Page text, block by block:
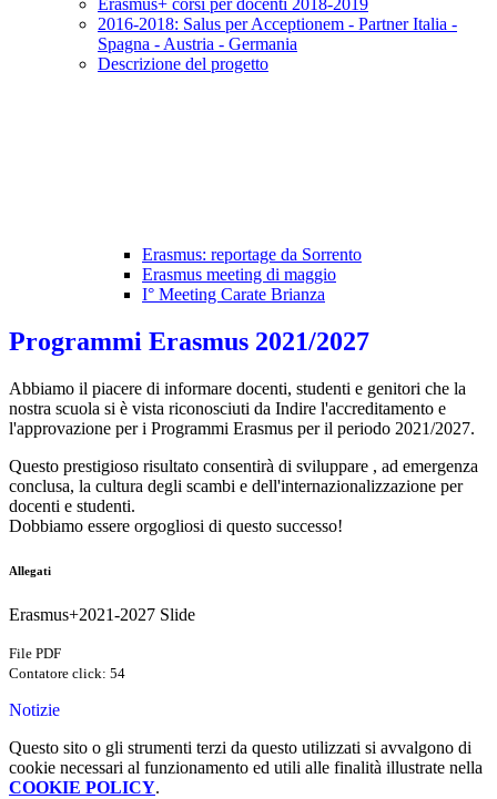
Erasmus+ corsi per docenti 2018-2019
2016-2018: Salus per Acceptionem - Partner Italia -
Spagna - Austria - Germania
Descrizione del progetto
Erasmus: reportage da Sorrento
Erasmus meeting di maggio
I° Meeting Carate Brianza
Programmi Erasmus 2021/2027
Abbiamo il piacere di informare docenti, studenti e genitori che la
nostra scuola si è vista riconosciuti da Indire l'accreditamento e
l'approvazione per i Programmi Erasmus per il periodo 2021/2027.
Questo prestigioso risultato consentirà di sviluppare , ad emergenza
conclusa, la cultura degli scambi e dell'internazionalizzazione per
docenti e studenti.
Dobbiamo essere orgogliosi di questo successo!
Allegati
Erasmus+2021-2027 Slide
File PDF
Contatore click: 54
Notizie
Questo sito o gli strumenti terzi da questo utilizzati si avvalgono di
cookie necessari al funzionamento ed utili alle finalità illustrate nella
COOKIE POLICY.